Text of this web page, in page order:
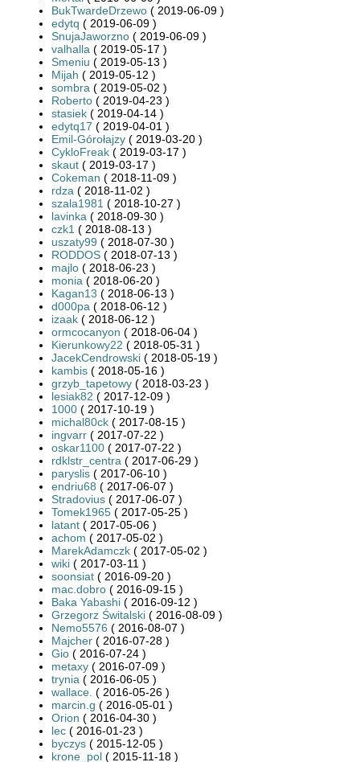
BukTwardeDrzewo ( 2019-06-09 )
edytq ( 2019-06-09 )
SnujaJaworzno ( 2019-06-09 )
valhalla ( 2019-05-17 )
Smeniu ( 2019-05-13 )
Mijah ( 2019-05-12 )
sombra ( 2019-05-02 )
Roberto ( 2019-04-23 )
stasiek ( 2019-04-14 )
edytq17 ( 2019-04-01 )
Emil-Górołajzy ( 2019-03-20 )
CykloFreak ( 2019-03-17 )
skaut ( 2019-03-17 )
Cokeman ( 2018-11-09 )
rdza ( 2018-11-02 )
szala1981 ( 2018-10-27 )
lavinka ( 2018-09-30 )
czk1 ( 2018-08-13 )
uszaty99 ( 2018-07-30 )
RODDOS ( 2018-07-13 )
majlo ( 2018-06-23 )
monia ( 2018-06-20 )
Kagan13 ( 2018-06-13 )
d000pa ( 2018-06-12 )
izaak ( 2018-06-12 )
ormcocanyon ( 2018-06-04 )
Kierunkowy22 ( 2018-05-31 )
JacekCendrowski ( 2018-05-19 )
kambis ( 2018-05-16 )
grzyb_tapetowy ( 2018-03-23 )
lesiak82 ( 2017-12-09 )
1000 ( 2017-10-19 )
michal80ck ( 2017-08-15 )
ingvarr ( 2017-07-22 )
oskar1100 ( 2017-07-22 )
rdklstr_centra ( 2017-06-29 )
paryslis ( 2017-06-10 )
endriu68 ( 2017-06-07 )
Stradovius ( 2017-06-07 )
Tomek1965 ( 2017-05-25 )
latant ( 2017-05-06 )
achom ( 2017-05-02 )
MarekAdamczk ( 2017-05-02 )
wiki ( 2017-03-11 )
soonsiat ( 2016-09-20 )
mac.dobro ( 2016-09-15 )
Baka Yabashi ( 2016-09-12 )
Grzegorz Świtalski ( 2016-08-09 )
Nemo5576 ( 2016-08-07 )
Majcher ( 2016-07-28 )
Gio ( 2016-07-24 )
metaxy ( 2016-07-09 )
trynia ( 2016-06-05 )
wallace. ( 2016-05-26 )
marcin.g ( 2016-05-01 )
Orion ( 2016-04-30 )
lec ( 2016-01-23 )
byczys ( 2015-12-05 )
krone_pol ( 2015-11-18 )